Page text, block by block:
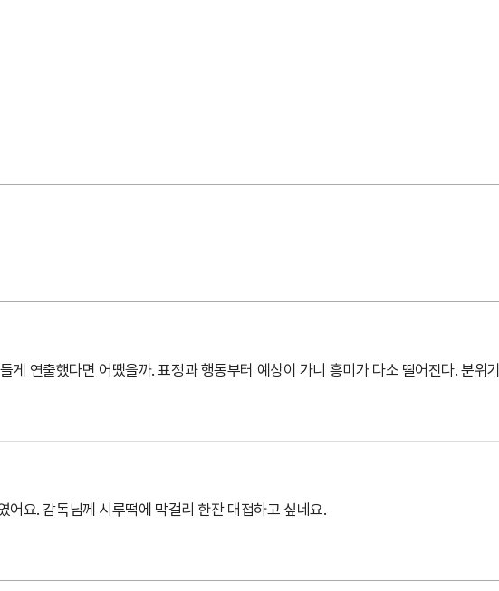
게 연출했다면 어땠을까. 표정과 행동부터 예상이 가니 흥미가 다소 떨어진다. 분위
어요. 감독님께 시루떡에 막걸리 한잔 대접하고 싶네요.